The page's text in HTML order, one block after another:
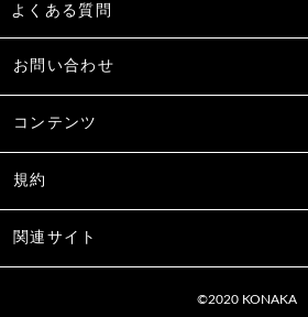
よくある質問
お問い合わせ
コンテンツ
規約
関連サイト
©2020 KONAKA